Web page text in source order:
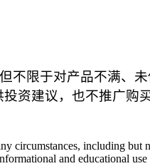
限于对产品不满、
资建议，也不推广购
circumstances, including but
and educational